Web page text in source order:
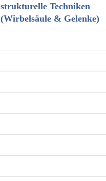
strukturelle Techniken
(Wirbelsäule & Gelenke)